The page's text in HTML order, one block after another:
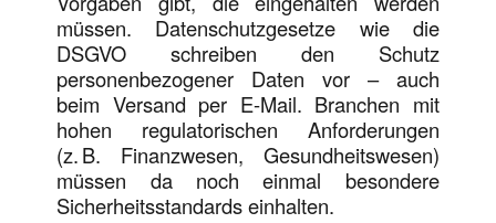
müssen. Datenschutzgesetze wie die
DSGVO schreiben den Schutz
personenbezogener Daten vor – auch
beim Versand per E-Mail. Branchen mit
hohen regulatorischen Anforderungen
(z. B. Finanzwesen, Gesundheitswesen)
müssen da noch einmal besondere
Sicherheitsstandards einhalten.